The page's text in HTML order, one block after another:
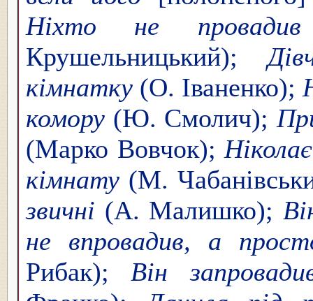
Ніхто не
Крушельницький);
кімнатку (О. Іваненко);
комору (Ю. Смолич);
(Марко Вовчок);
кімнату (М.
звичні (А. Малишко);
не впровадив, а
Рибак); Він